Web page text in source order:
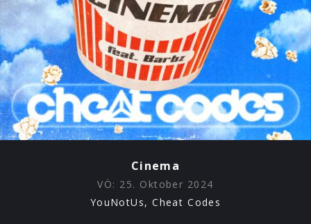
Cinema
VÖ: 25. Oktober 2024
YouNotUs, Cheat Codes